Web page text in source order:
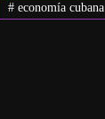
# economía cubana